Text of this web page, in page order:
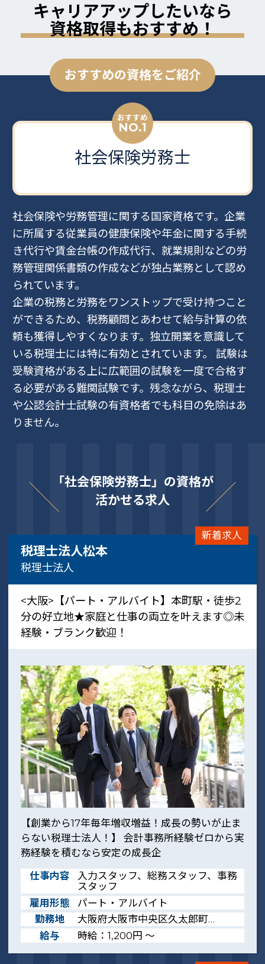
キャリアアップしたいなら
資格取得もおすすめ！
おすすめ
NO.1
社会保険労務士
社会保険や労務管理に関する国家資格です。企業
に所属する従業員の健康保険や年金に関する手続
き代行や賃金台帳の作成代行、就業規則などの労
務管理関係書類の作成などが独占業務として認め
られています。
企業の税務と労務をワンストップで受け持つこと
ができるため、税務顧問とあわせて給与計算の依
頼も獲得しやすくなります。独立開業を意識して
いる税理士には特に有効とされています。 試験は
受験資格がある上に広範囲の試験を一度で合格す
る必要がある難関試験です。残念ながら、税理士
や公認会計士試験の有資格者でも科目の免除はあ
りません。
「社会保険労務士」の資格が
活かせる求人
新着求人
税理士法人松本
税理士法人
<大阪>【パート・アルバイト】本町駅・徒歩2
分の好立地★家庭と仕事の両立を叶えます◎未
経験・ブランク歓迎！
【創業から17年毎年増収増益！成長の勢いが止ま
らない税理士法人！】 会計事務所経験ゼロから実
務経験を積むなら安定の成長企
仕事内容
入力スタッフ、総務スタッフ、事務
スタッフ
雇用形態
パート・アルバイト
勤務地
大阪府大阪市中央区久太郎町…
給与
時給：1,200円 ～